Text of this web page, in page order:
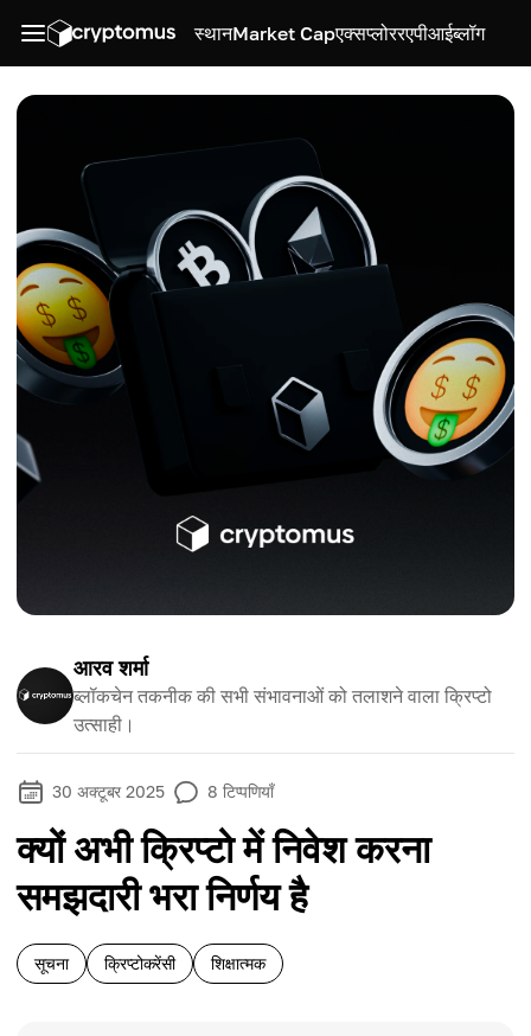
स्थानMarket Capएक्सप्लोररएपीआईब्लॉग
आरव शर्मा
ब्लॉकचेन तकनीक की सभी संभावनाओं को तलाशने वाला क्रिप्टो
उत्साही।
30 अक्टूबर 2025 8 टिप्पणियाँ
क्यों अभी क्रिप्टो में निवेश करना
समझदारी भरा निर्णय है
सूचना क्रिप्टोकरेंसी शिक्षात्मक